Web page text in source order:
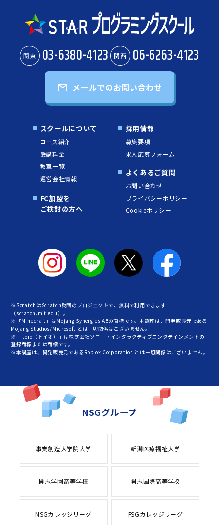
関東 03-6380-4123 関西 06-6263-4123
メールでのお問い合わせ
スクールについて
コース紹介
受講料金
教室一覧
運営会社情報
FC加盟を
ご検討の方へ
採用情報
募集要項
求人応募フォーム
よくあるご質問
お問い合わせ
プライバシーポリシー
Cookieポリシー
※ScratchはScratch財団のプロジェクトで、無料で利用できます
（scratch.mit.edu）。
※「Minecraft」はMojang Synergies ABの商標です。本講座は、開発販売元である
Mojang Studios/Microsoft とは一切関係はございません。
※ 「toio（トイオ）」は株式会社ソニー・インタラクティブエンタテインメントの
登録商標または商標です。
※本講座は、開発販売元であるRoblox Corporation とは一切関係はございません。
NSGグループ
事業創造大学院大学 新潟医療福祉大学
開志学園高等学校 開志国際高等学校
NSGカレッジリーグ FSGカレッジリーグ